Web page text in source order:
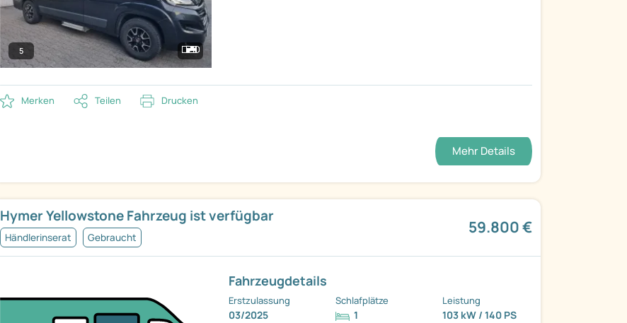
5
Merken Teilen Drucken
Mehr Details
Hymer Yellowstone Fahrzeug ist verfügbar
Händlerinserat Gebraucht
59.800 €
Fahrzeugdetails
Erstzulassung
03/2025
Schlafplätze
1
Leistung
103 kW / 140 PS